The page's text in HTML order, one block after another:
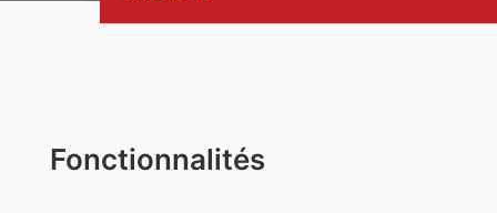
Fonctionnalités